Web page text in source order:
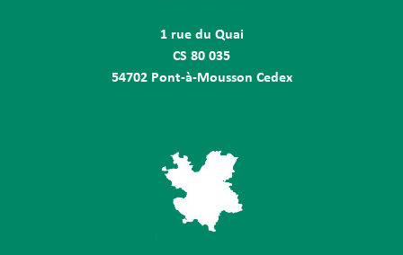
1 rue du Quai
CS 80 035
54702 Pont-à-Mousson Cedex